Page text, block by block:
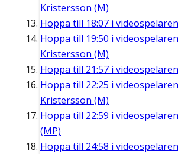
Kristersson (M)
Hoppa till 18:07 i videospelaren
Hoppa till 19:50 i videospelaren
Kristersson (M)
Hoppa till 21:57 i videospelaren
Hoppa till 22:25 i videospelaren
Kristersson (M)
Hoppa till 22:59 i videospelaren
(MP)
Hoppa till 24:58 i videospelaren